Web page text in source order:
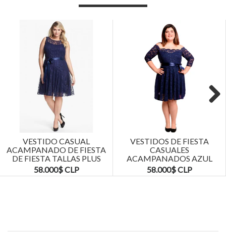
VESTIDO CASUAL
ACAMPANADO DE FIESTA
DE FIESTA TALLAS PLUS
KADRIHEL
58.000$ CLP
VESTIDOS DE FIESTA
CASUALES
ACAMPANADOS AZUL
MARINO TALLAS PLUS
KADRIHEL
58.000$ CLP